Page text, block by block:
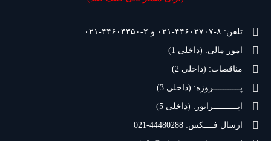
تلفن: ۸-۴۴۶۰۲۷۰۷-۰۲۱ و ۲-۴۴۶۰۴۳۵۰-۰۲۱
امور مالی: (داخلی 1)
مناقصات: (داخلی 2)
پـــــــــــروژه: (داخلی 3)
اپــــــــــراتور: (داخلی 5)
ارسال فــــکس: 44480288-021